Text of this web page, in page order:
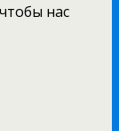
нас